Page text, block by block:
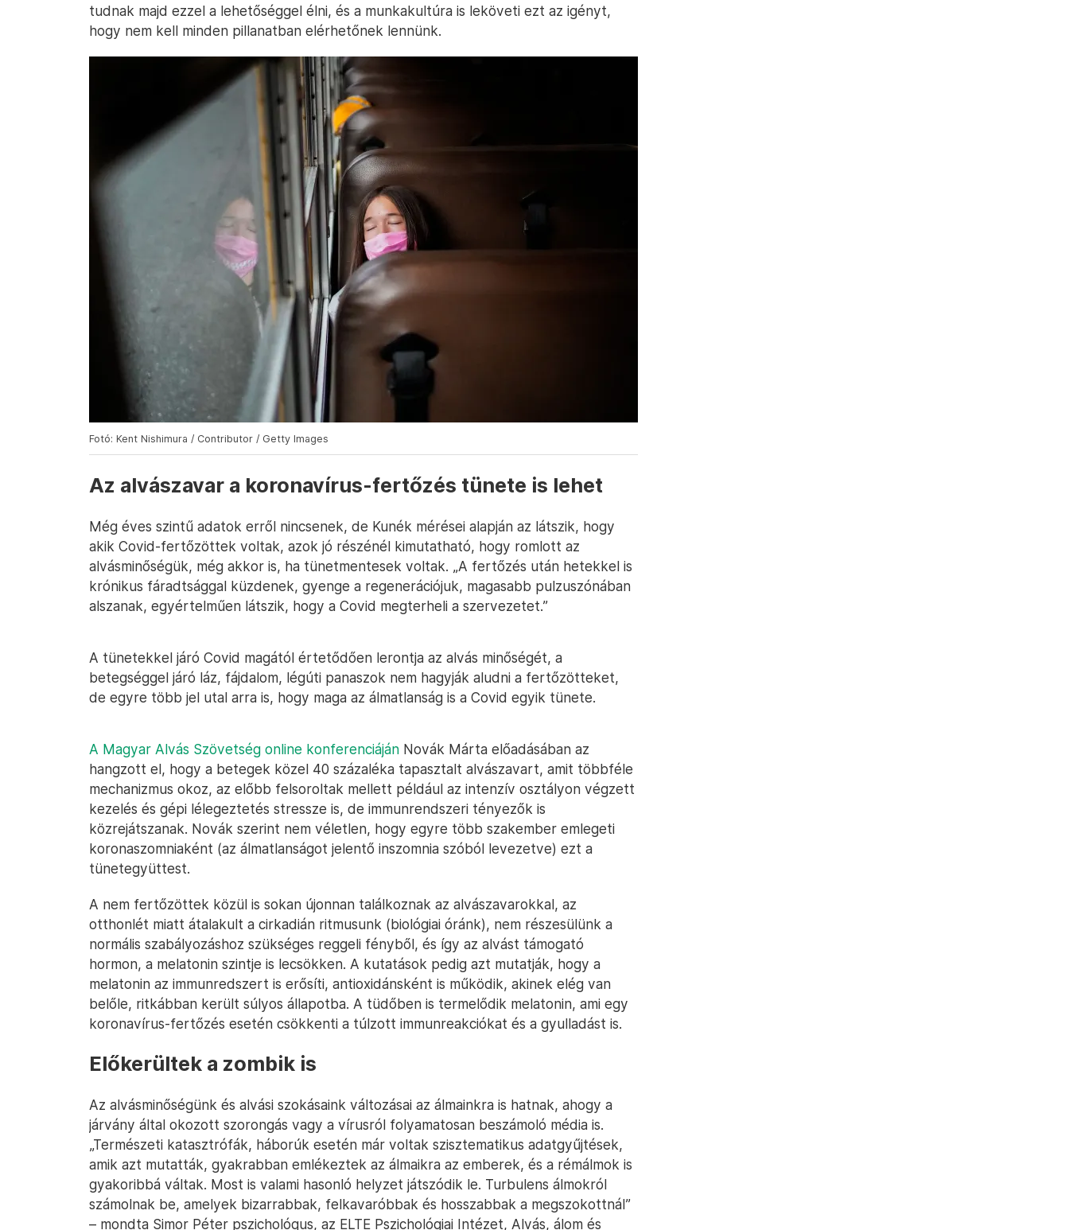
tudnak majd ezzel a lehetőséggel élni, és a munkakultúra is leköveti ezt az igényt,
hogy nem kell minden pillanatban elérhetőnek lennünk.
Fotó: Kent Nishimura / Contributor / Getty Images
Az alvászavar a koronavírus-fertőzés tünete is lehet
Még éves szintű adatok erről nincsenek, de Kunék mérései alapján az látszik, hogy
akik Covid-fertőzöttek voltak, azok jó részénél kimutatható, hogy romlott az
alvásminőségük, még akkor is, ha tünetmentesek voltak. „A fertőzés után hetekkel is
krónikus fáradtsággal küzdenek, gyenge a regenerációjuk, magasabb pulzuszónában
alszanak, egyértelműen látszik, hogy a Covid megterheli a szervezetet.”
A tünetekkel járó Covid magától értetődően lerontja az alvás minőségét, a
betegséggel járó láz, fájdalom, légúti panaszok nem hagyják aludni a fertőzötteket,
de egyre több jel utal arra is, hogy maga az álmatlanság is a Covid egyik tünete.
A Magyar Alvás Szövetség online konferenciáján Novák Márta előadásában az
hangzott el, hogy a betegek közel 40 százaléka tapasztalt alvászavart, amit többféle
mechanizmus okoz, az előbb felsoroltak mellett például az intenzív osztályon végzett
kezelés és gépi lélegeztetés stressze is, de immunrendszeri tényezők is
közrejátszanak. Novák szerint nem véletlen, hogy egyre több szakember emlegeti
koronaszomniaként (az álmatlanságot jelentő inszomnia szóból levezetve) ezt a
tünetegyüttest.
A nem fertőzöttek közül is sokan újonnan találkoznak az alvászavarokkal, az
otthonlét miatt átalakult a cirkadián ritmusunk (biológiai óránk), nem részesülünk a
normális szabályozáshoz szükséges reggeli fényből, és így az alvást támogató
hormon, a melatonin szintje is lecsökken. A kutatások pedig azt mutatják, hogy a
melatonin az immunredszert is erősíti, antioxidánsként is működik, akinek elég van
belőle, ritkábban került súlyos állapotba. A tüdőben is termelődik melatonin, ami egy
koronavírus-fertőzés esetén csökkenti a túlzott immunreakciókat és a gyulladást is.
Előkerültek a zombik is
Az alvásminőségünk és alvási szokásaink változásai az álmainkra is hatnak, ahogy a
járvány által okozott szorongás vagy a vírusról folyamatosan beszámoló média is.
„Természeti katasztrófák, háborúk esetén már voltak szisztematikus adatgyűjtések,
amik azt mutatták, gyakrabban emlékeztek az álmaikra az emberek, és a rémálmok is
gyakoribbá váltak. Most is valami hasonló helyzet játszódik le. Turbulens álmokról
számolnak be, amelyek bizarrabbak, felkavaróbbak és hosszabbak a megszokottnál”
– mondta Simor Péter pszichológus, az ELTE Pszichológiai Intézet, Alvás, álom és